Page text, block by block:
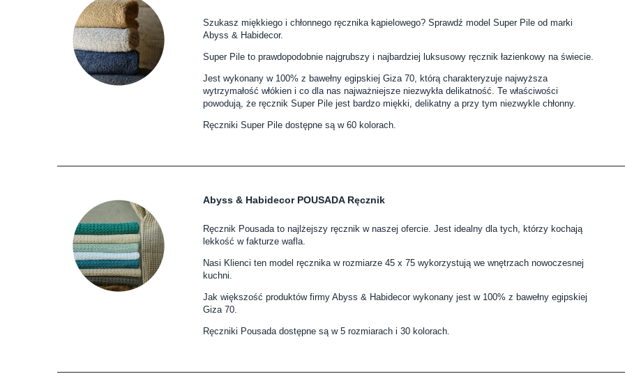
Szukasz miękkiego i chłonnego ręcznika kąpielowego? Sprawdź model Super Pile od marki
Abyss & Habidecor.
Super Pile to prawdopodobnie najgrubszy i najbardziej luksusowy ręcznik łazienkowy na świecie.
Jest wykonany w 100% z bawełny egipskiej Giza 70, którą charakteryzuje najwyższa
wytrzymałość włókien i co dla nas najważniejsze niezwykła delikatność. Te właściwości
powodują, że ręcznik Super Pile jest bardzo miękki, delikatny a przy tym niezwykle chłonny.
Ręczniki Super Pile dostępne są w 60 kolorach.
Abyss & Habidecor POUSADA Ręcznik
Ręcznik Pousada to najlżejszy ręcznik w naszej ofercie. Jest idealny dla tych, którzy kochają
lekkość w fakturze wafla.
Nasi Klienci ten model ręcznika w rozmiarze 45 x 75 wykorzystują we wnętrzach nowoczesnej
kuchni.
Jak większość produktów firmy Abyss & Habidecor wykonany jest w 100% z bawełny egipskiej
Giza 70.
Ręczniki Pousada dostępne są w 5 rozmiarach i 30 kolorach.